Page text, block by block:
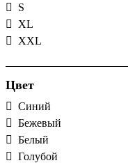
S
XL
XXL
Цвет
Cиний
Бежевый
Белый
Голубой